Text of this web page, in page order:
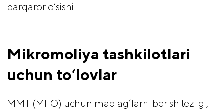
barqaror o‘sishi.
Mikromoliya tashkilotlari
uchun to‘lovlar
MMT (MFO) uchun mablag‘larni berish tezligi,